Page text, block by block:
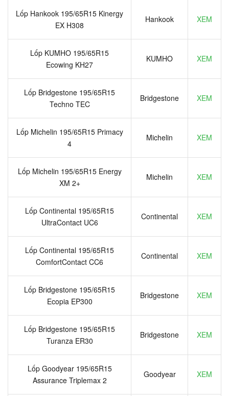
Lốp Hankook 195/65R15 Kinergy
EX H308
Hankook XEM
Lốp KUMHO 195/65R15
Ecowing KH27
KUMHO XEM
Lốp Bridgestone 195/65R15
Techno TEC
Bridgestone XEM
Lốp Michelin 195/65R15 Primacy
4
Michelin XEM
Lốp Michelin 195/65R15 Energy
XM 2+
Michelin XEM
Lốp Continental 195/65R15
UltraContact UC6
Continental XEM
Lốp Continental 195/65R15
ComfortContact CC6
Continental XEM
Lốp Bridgestone 195/65R15
Ecopia EP300
Bridgestone XEM
Lốp Bridgestone 195/65R15
Turanza ER30
Bridgestone XEM
Lốp Goodyear 195/65R15
Assurance Triplemax 2
Goodyear XEM